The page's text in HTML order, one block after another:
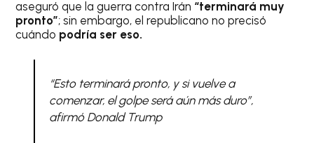
aseguró que la guerra contra Irán “terminará muy
pronto”; sin embargo, el republicano no precisó
cuándo podría ser eso.
“Esto terminará pronto, y si vuelve a
comenzar, el golpe será aún más duro”,
afirmó Donald Trump